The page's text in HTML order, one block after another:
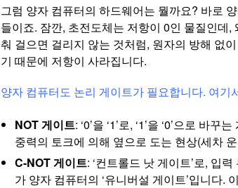
그럼 양자 컴퓨터의 하드웨어는 뭘까요? 바로
들이죠. 잠깐, 초전도체는 저항이 0인 물질인데
춰 걸으면 걸리지 않는 것처럼, 원자의 방해 없
기 때문에 저항이 사라집니다.
양자 컴퓨터도 논리 게이트가 필요합니다. 여기
NOT 게이트: ‘0’을 ‘1’로, ‘1’을 ‘0’으로 바
중력의 토크에 의해 옆으로 도는 현상(세차
C-NOT 게이트: ‘컨트롤드 낫 게이트’로, 입
가 양자 컴퓨터의 ‘유니버설 게이트’입니다.